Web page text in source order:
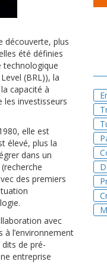
découverte, plus
été définies
technologique
(BRL)), la
capacité à
les investisseurs
elle est
élevé, plus la
dans un
des premiers
avec
à l’environnement
de pré-
entreprise